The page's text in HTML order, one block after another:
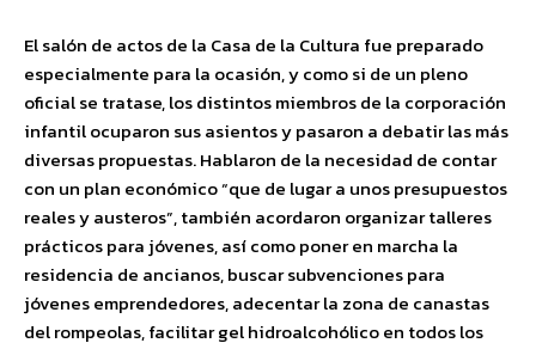
El salón de actos de la Casa de la Cultura fue preparado
especialmente para la ocasión, y como si de un pleno
oficial se tratase, los distintos miembros de la corporación
infantil ocuparon sus asientos y pasaron a debatir las más
diversas propuestas. Hablaron de la necesidad de contar
con un plan económico “que de lugar a unos presupuestos
reales y austeros”, también acordaron organizar talleres
prácticos para jóvenes, así como poner en marcha la
residencia de ancianos, buscar subvenciones para
jóvenes emprendedores, adecentar la zona de canastas
del rompeolas, facilitar gel hidroalcohólico en todos los